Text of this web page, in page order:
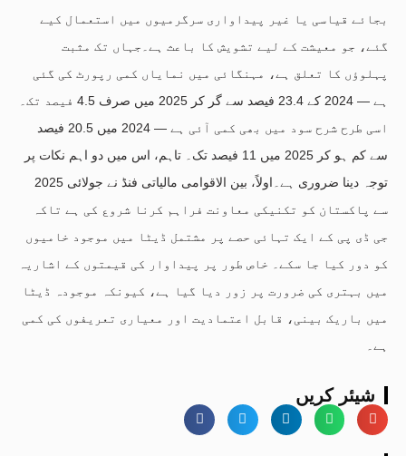
بجائے قیاسی یا غیر پیداواری سرگرمیوں میں استعمال کیے
گئے، جو معیشت کے لیے تشویش کا باعث ہے۔جہاں تک مثبت
پہلوؤں کا تعلق ہے، مہنگائی میں نمایاں کمی رپورٹ کی گئی
ہے — 2024 کے 23.4 فیصد سے گر کر 2025 میں صرف 4.5 فیصد تک۔
اسی طرح شرح سود میں بھی کمی آئی ہے — 2024 میں 20.5 فیصد
سے کم ہو کر 2025 میں 11 فیصد تک۔ تاہم، اس میں دو اہم نکات پر
توجہ دینا ضروری ہے۔اولاً، بین الاقوامی مالیاتی فنڈ نے جولائی 2025
سے پاکستان کو تکنیکی معاونت فراہم کرنا شروع کی ہے تاکہ
جی ڈی پی کے ایک تہائی حصے پر مشتمل ڈیٹا میں موجود خامیوں
کو دور کیا جا سکے۔ خاص طور پر پیداوار کی قیمتوں کے اشاریہ
میں بہتری کی ضرورت پر زور دیا گیا ہے، کیونکہ موجودہ ڈیٹا
میں باریک بینی، قابل اعتمادیت اور معیاری تعریفوں کی کمی
ہے۔
شیئر کریں